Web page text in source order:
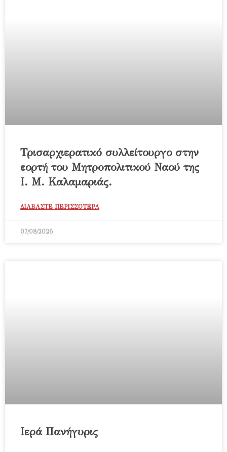
Τρισαρχιερατικό συλλείτουργο στην
εορτή του Μητροπολιτικού Ναού της
Ι. Μ. Καλαμαριάς.
ΔΙΑΒΑΣΤΕ ΠΕΡΙΣΣΟΤΕΡΑ
07/08/2026
Ιερά Πανήγυρις